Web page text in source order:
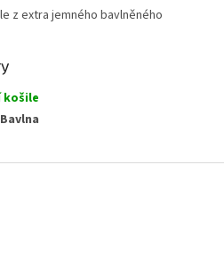
z extra jemného bavlněného
košile